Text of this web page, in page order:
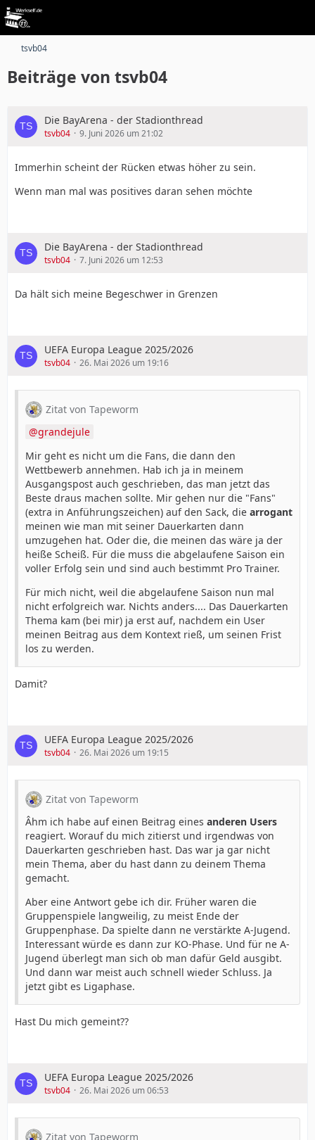
tsvb04
Beiträge von tsvb04
Die BayArena - der Stadionthread
tsvb04 9. Juni 2026 um 21:02
Immerhin scheint der Rücken etwas höher zu sein.
Wenn man mal was positives daran sehen möchte
Die BayArena - der Stadionthread
tsvb04 7. Juni 2026 um 12:53
Da hält sich meine Begeschwer in Grenzen
UEFA Europa League 2025/2026
tsvb04 26. Mai 2026 um 19:16
Zitat von Tapeworm
grandejule
Mir geht es nicht um die Fans, die dann den
Wettbewerb annehmen. Hab ich ja in meinem
Ausgangspost auch geschrieben, das man jetzt das
Beste draus machen sollte. Mir gehen nur die "Fans"
(extra in Anführungszeichen) auf den Sack, die arrogant
meinen wie man mit seiner Dauerkarten dann
umzugehen hat. Oder die, die meinen das wäre ja der
heiße Scheiß. Für die muss die abgelaufene Saison ein
voller Erfolg sein und sind auch bestimmt Pro Trainer.
Für mich nicht, weil die abgelaufene Saison nun mal
nicht erfolgreich war. Nichts anders.... Das Dauerkarten
Thema kam (bei mir) ja erst auf, nachdem ein User
meinen Beitrag aus dem Kontext rieß, um seinen Frist
los zu werden.
Damit?
UEFA Europa League 2025/2026
tsvb04 26. Mai 2026 um 19:15
Zitat von Tapeworm
Âhm ich habe auf einen Beitrag eines anderen Users
reagiert. Worauf du mich zitierst und irgendwas von
Dauerkarten geschrieben hast. Das war ja gar nicht
mein Thema, aber du hast dann zu deinem Thema
gemacht.
Aber eine Antwort gebe ich dir. Früher waren die
Gruppenspiele langweilig, zu meist Ende der
Gruppenphase. Da spielte dann ne verstärkte A-Jugend.
Interessant würde es dann zur KO-Phase. Und für ne A-
Jugend überlegt man sich ob man dafür Geld ausgibt.
Und dann war meist auch schnell wieder Schluss. Ja
jetzt gibt es Ligaphase.
Hast Du mich gemeint??
UEFA Europa League 2025/2026
tsvb04 26. Mai 2026 um 06:53
Zitat von Tapeworm